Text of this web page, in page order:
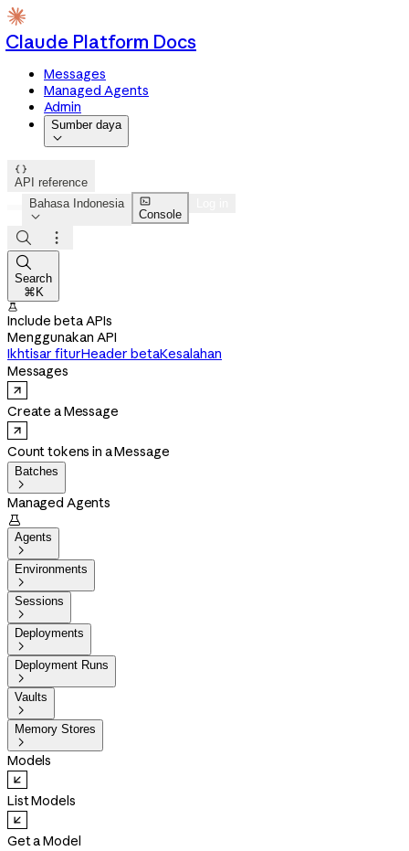
Claude Platform Docs
Messages
Managed Agents
Admin
Sumber daya


API reference
Bahasa Indonesia


Console



Search
⌘K

Include beta APIs
Menggunakan API
Ikhtisar fiturHeader betaKesalahan
Messages
Create a Message
Count tokens in a Message
Batches

Managed Agents

Agents

Environments

Sessions

Deployments

Deployment Runs

Vaults

Memory Stores

Models
List Models
Get a Model